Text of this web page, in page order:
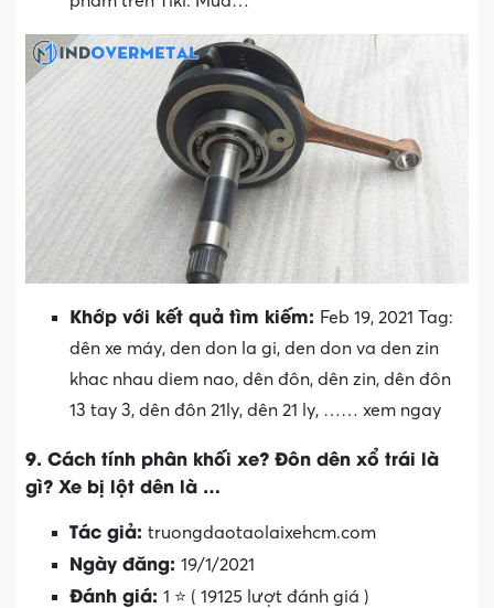
Khớp với kết quả tìm kiếm: Feb 19, 2021 Tag:
dên xe máy, den don la gi, den don va den zin
khac nhau diem nao, dên đôn, dên zin, dên đôn
13 tay 3, dên đôn 21ly, dên 21 ly, …… xem ngay
9. Cách tính phân khối xe? Đôn dên xổ trái là
gì? Xe bị lột dên là …
Tác giả: truongdaotaolaixehcm.com
Ngày đăng: 19/1/2021
Đánh giá: 1 ⭐ ( 19125 lượt đánh giá )